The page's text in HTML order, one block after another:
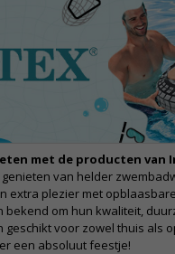
met de producten van
van helder
extra plezier met
bekend om hun kwaliteit,
geschikt voor zowel thuis als
een absoluut feestje!